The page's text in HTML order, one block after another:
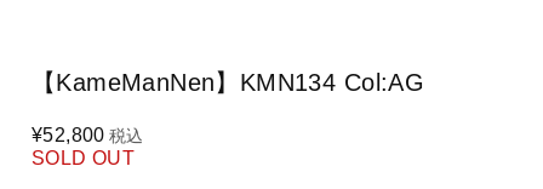
【KameManNen】KMN134 Col:AG
¥52,800 税込
SOLD OUT